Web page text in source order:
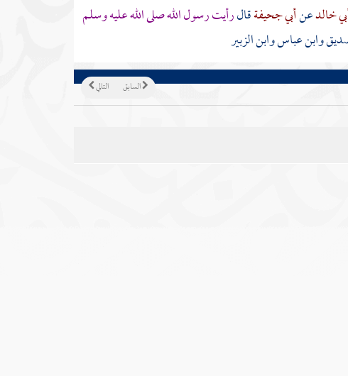
خالدعنأبي جحيفةقالرأيت رسول الله صلى الله عليه وسلم
وابن عباس وابن الزبير
التالي السابق